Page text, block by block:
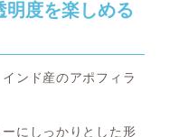
明度を楽しめる
ンド産のアポフィラ
にしっかりとした形